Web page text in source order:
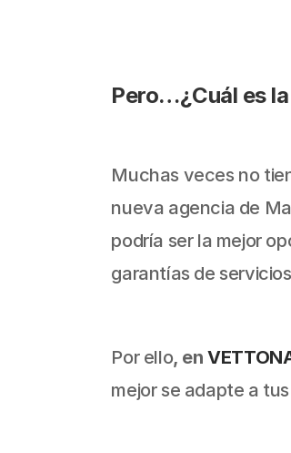
Pero…¿Cuál es
Muchas veces no
nueva agencia de
podría ser la mejor
garantías de
Por ello, en
mejor se adapte a